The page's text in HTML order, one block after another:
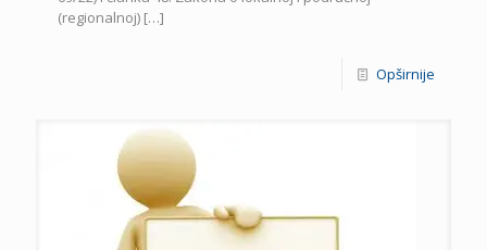
(regionalnoj) […]
Opširnije